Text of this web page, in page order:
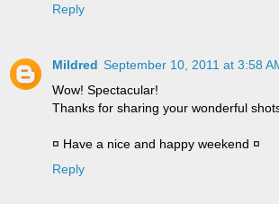
Reply
Mildred September 10, 2011 at 3:58
Wow! Spectacular!
Thanks for sharing your wonderful
¤ Have a nice and happy weekend ¤
Reply